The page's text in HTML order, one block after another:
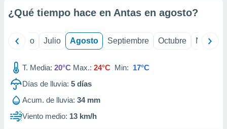
de
¿Qué tiempo hace en Antas en agosto?
Junio Julio Agosto Septiembre Octubre
T. Media: 20°C Max.: 24°C Min: 17°C
Días de lluvia: 5 días
Acum. de lluvia: 34 mm
Viento medio: 13 km/h